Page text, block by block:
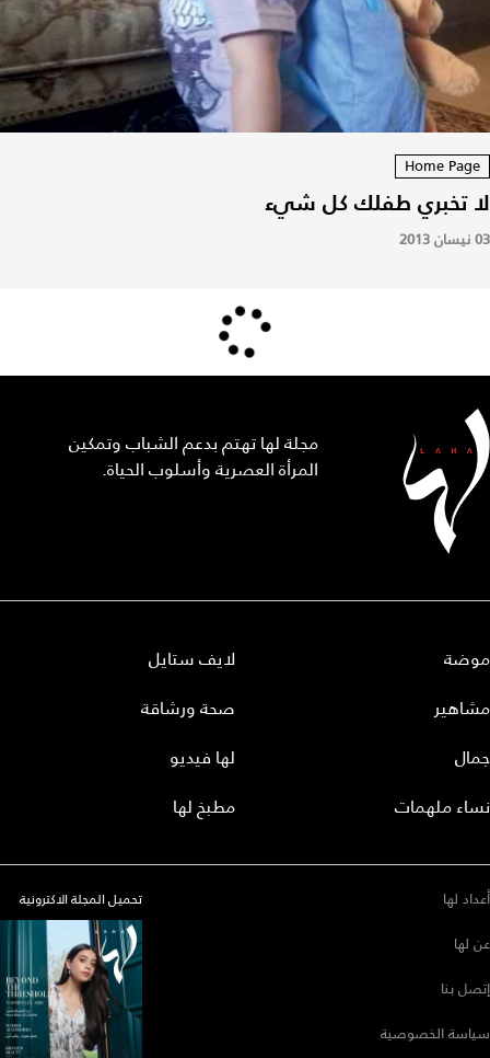
Home Page
لا تخبري طفلك كل شيء
03 نيسان 2013
مجلة لها تهتم بدعم الشباب وتمكين
المرأة العصرية وأسلوب الحياة.
موضة
مشاهير
جمال
نساء ملهمات
لايف ستايل
صحة ورشاقة
لها فيديو
مطبخ لها
أعداد لها
عن لها
إتصل بنا
سياسة الخصوصية
تحميل المجلة الاكترونية